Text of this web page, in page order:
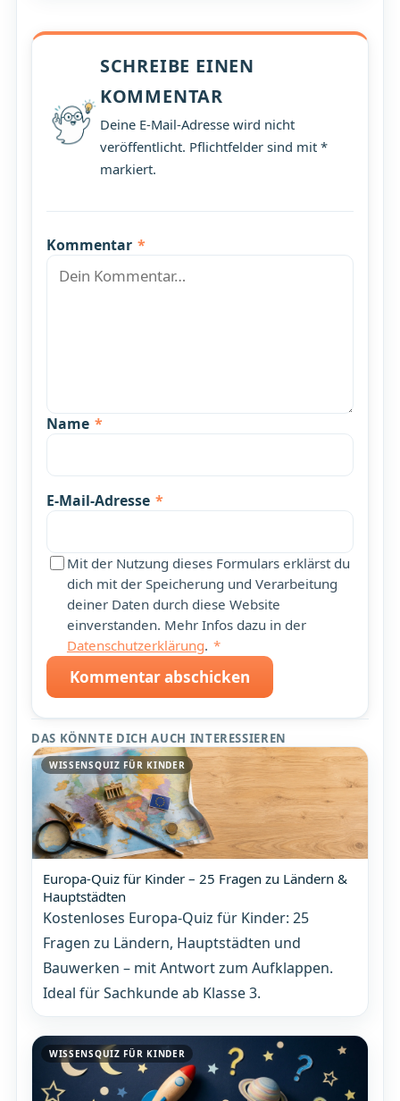
SCHREIBE EINEN
KOMMENTAR
Deine E-Mail-Adresse wird nicht
veröffentlicht. Pflichtfelder sind mit *
markiert.
Kommentar *
Name *
E-Mail-Adresse *
Mit der Nutzung dieses Formulars erklärst du
dich mit der Speicherung und Verarbeitung
deiner Daten durch diese Website
einverstanden. Mehr Infos dazu in der
Datenschutzerklärung. *
Kommentar abschicken
DAS KÖNNTE DICH AUCH INTERESSIEREN
WISSENSQUIZ FÜR KINDER
Europa-Quiz für Kinder – 25 Fragen zu Ländern &
Hauptstädten
Kostenloses Europa-Quiz für Kinder: 25
Fragen zu Ländern, Hauptstädten und
Bauwerken – mit Antwort zum Aufklappen.
Ideal für Sachkunde ab Klasse 3.
WISSENSQUIZ FÜR KINDER